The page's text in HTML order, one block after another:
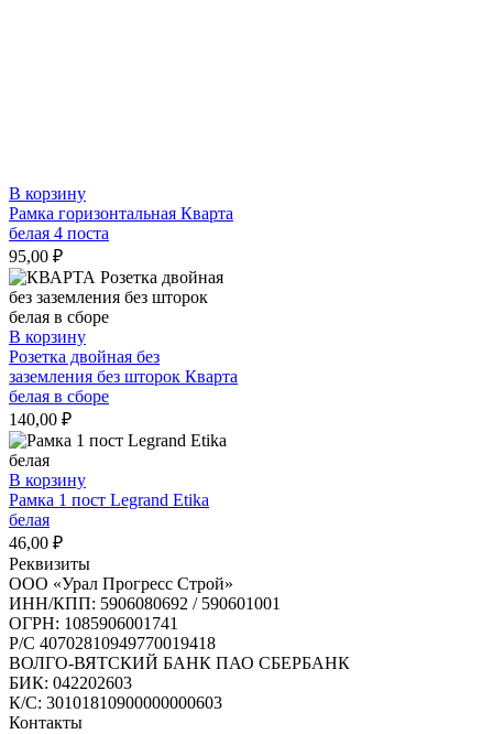
В корзину
Рамка горизонтальная Кварта
белая 4 поста
95,00 ₽
В корзину
Розетка двойная без
заземления без шторок Кварта
белая в сборе
140,00 ₽
В корзину
Рамка 1 пост Legrand Etika
белая
46,00 ₽
Реквизиты
ООО «Урал Прогресс Строй»
ИНН/КПП: 5906080692 / 590601001
ОГРН: 1085906001741
Р/C 40702810949770019418
ВОЛГО-ВЯТСКИЙ БАНК ПАО СБЕРБАНК
БИК: 042202603
К/С: 30101810900000000603
Контакты